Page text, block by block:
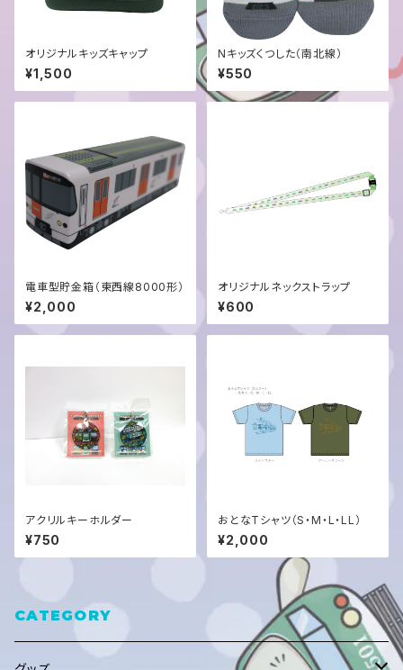
オリジナルキッズキャップ
¥1,500
Nキッズくつした（南北線）
¥550
電車型貯金箱（東西線8000形）
¥2,000
オリジナルネックストラップ
¥600
アクリルキーホルダー
¥750
おとなTシャツ（S・M・L・LL）
¥2,000
CATEGORY